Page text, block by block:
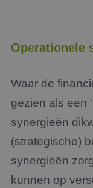
Operationele
Waar de
gezien als een
synergieën
(strategische)
synergieën
kunnen op